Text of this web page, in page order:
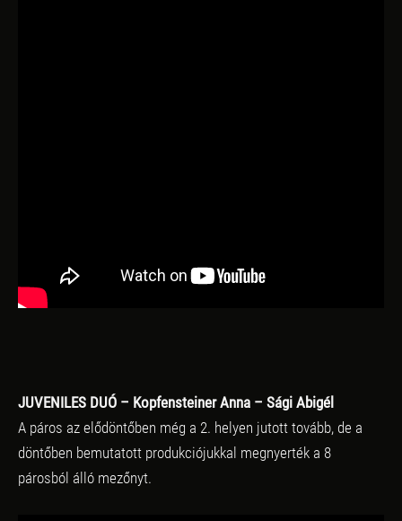
JUVENILES DUÓ – Kopfensteiner Anna – Sági Abigél
A páros az elődöntőben még a 2. helyen jutott tovább, de a
döntőben bemutatott produkciójukkal megnyerték a 8
párosból álló mezőnyt.